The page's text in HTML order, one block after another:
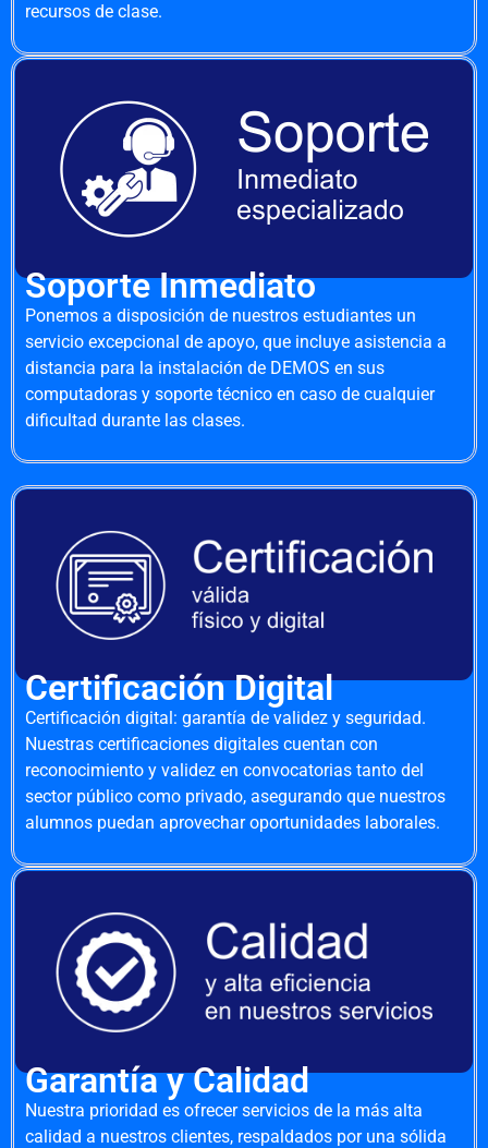
recursos de clase.
Soporte Inmediato
Ponemos a disposición de nuestros estudiantes un
servicio excepcional de apoyo, que incluye asistencia a
distancia para la instalación de DEMOS en sus
computadoras y soporte técnico en caso de cualquier
dificultad durante las clases.
Certificación Digital
Certificación digital: garantía de validez y seguridad.
Nuestras certificaciones digitales cuentan con
reconocimiento y validez en convocatorias tanto del
sector público como privado, asegurando que nuestros
alumnos puedan aprovechar oportunidades laborales.
Garantía y Calidad
Nuestra prioridad es ofrecer servicios de la más alta
calidad a nuestros clientes, respaldados por una sólida